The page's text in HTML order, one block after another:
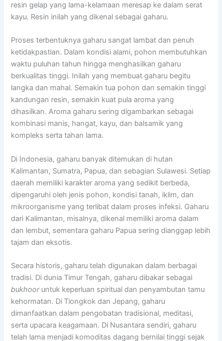
resin gelap yang lama-kelamaan meresap ke dalam serat
kayu. Resin inilah yang dikenal sebagai gaharu.
Proses terbentuknya gaharu sangat lambat dan penuh
ketidakpastian. Dalam kondisi alami, pohon membutuhkan
waktu puluhan tahun hingga menghasilkan gaharu
berkualitas tinggi. Inilah yang membuat gaharu begitu
langka dan mahal. Semakin tua pohon dan semakin tinggi
kandungan resin, semakin kuat pula aroma yang
dihasilkan. Aroma gaharu sering digambarkan sebagai
kombinasi manis, hangat, kayu, dan balsamik yang
kompleks serta tahan lama.
Di Indonesia, gaharu banyak ditemukan di hutan
Kalimantan, Sumatra, Papua, dan sebagian Sulawesi. Setiap
daerah memiliki karakter aroma yang sedikit berbeda,
dipengaruhi oleh jenis pohon, kondisi tanah, iklim, dan
mikroorganisme yang terlibat dalam proses infeksi. Gaharu
dari Kalimantan, misalnya, dikenal memiliki aroma dalam
dan lembut, sementara gaharu Papua sering dianggap lebih
tajam dan eksotis.
Secara historis, gaharu telah digunakan dalam berbagai
tradisi. Di dunia Timur Tengah, gaharu dibakar sebagai
bukhooruntuk keperluan spiritual dan penyambutan tamu
kehormatan. Di Tiongkok dan Jepang, gaharu
dimanfaatkan dalam pengobatan tradisional, meditasi,
serta upacara keagamaan. Di Nusantara sendiri, gaharu
telah lama menjadi komoditas dagang bernilai tinggi sejak